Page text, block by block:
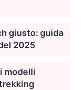
giusto: guida
2025
modelli